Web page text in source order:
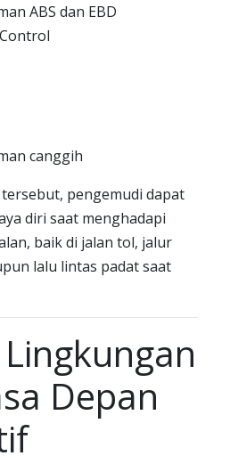
ABS dan EBD
canggih
pengemudi dapat
diri saat menghadapi
baik di jalan tol, jalur
lalu lintas padat saat
Depan